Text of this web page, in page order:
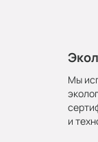
Мы
и